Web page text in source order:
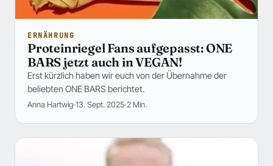
ERNÄHRUNG
Proteinriegel Fans aufgepasst: ONE
BARS jetzt auch in VEGAN!
Erst kürzlich haben wir euch von der Übernahme der
beliebten ONE BARS berichtet.
Anna Hartwig 13. Sept. 2025 2 Min.